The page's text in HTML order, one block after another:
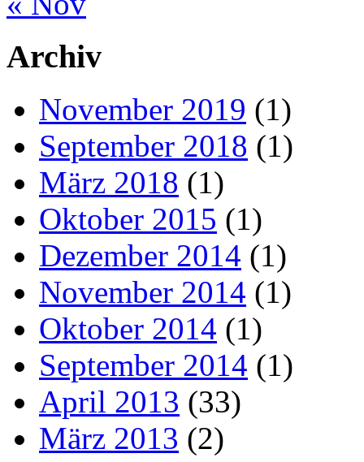
Archiv
November 2019 (1)
September 2018 (1)
März 2018 (1)
Oktober 2015 (1)
Dezember 2014 (1)
November 2014 (1)
Oktober 2014 (1)
September 2014 (1)
April 2013 (33)
März 2013 (2)